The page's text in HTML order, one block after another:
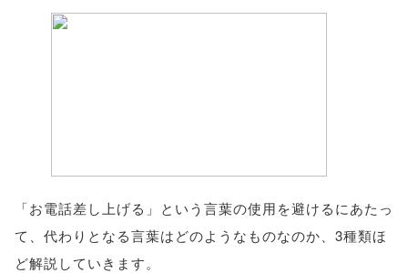
「お電話差し上げる」という言葉の使用を避けるにあたっ
て、代わりとなる言葉はどのようなものなのか、3種類ほ
ど解説していきます。